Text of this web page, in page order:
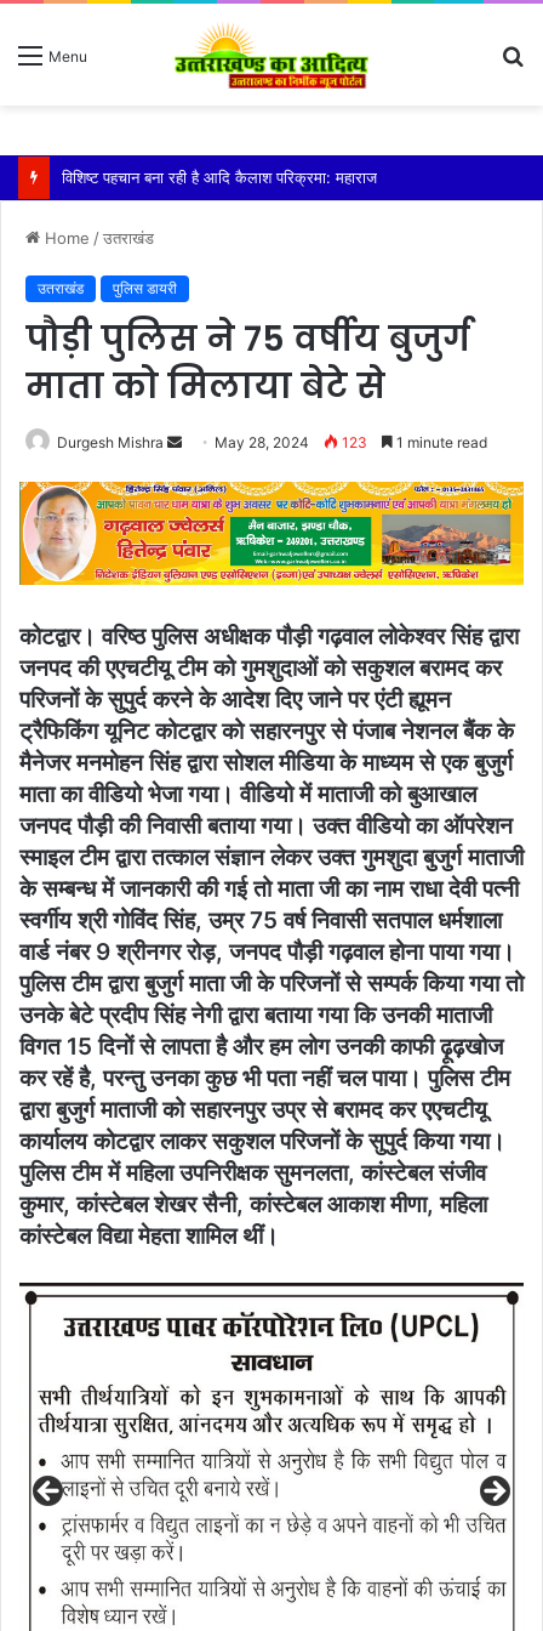
Menu
तेज बारिश से धर्मनगरी हरिद्वार हुई पानी-पानी
Home /उतराखंड
उतराखंड पुलिस डायरी
पौड़ी पुलिस ने 75 वर्षीय बुजुर्ग
माता को मिलाया बेटे से
Durgesh Mishra
Send
email
May 28, 2024 123 1 minute read
कोटद्वार। वरिष्ठ पुलिस अधीक्षक पौड़ी गढ़वाल लोकेश्वर सिंह द्वारा
जनपद की एएचटीयू टीम को गुमशुदाओं को सकुशल बरामद कर
परिजनों के सुपुर्द करने के आदेश दिए जाने पर एंटी ह्यूमन
ट्रैफिकिंग यूनिट कोटद्वार को सहारनपुर से पंजाब नेशनल बैंक के
मैनेजर मनमोहन सिंह द्वारा सोशल मीडिया के माध्यम से एक बुजुर्ग
माता का वीडियो भेजा गया। वीडियो में माताजी को बुआखाल
जनपद पौड़ी की निवासी बताया गया। उक्त वीडियो का ऑपरेशन
स्माइल टीम द्वारा तत्काल संज्ञान लेकर उक्त गुमशुदा बुजुर्ग माताजी
के सम्बन्ध में जानकारी की गई तो माता जी का नाम राधा देवी पत्नी
स्वर्गीय श्री गोविंद सिंह, उम्र 75 वर्ष निवासी सतपाल धर्मशाला
वार्ड नंबर 9 श्रीनगर रोड़, जनपद पौड़ी गढ़वाल होना पाया गया।
पुलिस टीम द्वारा बुजुर्ग माता जी के परिजनों से सम्पर्क किया गया तो
उनके बेटे प्रदीप सिंह नेगी द्वारा बताया गया कि उनकी माताजी
विगत 15 दिनों से लापता है और हम लोग उनकी काफी ढ़ूढ़खोज
कर रहें है, परन्तु उनका कुछ भी पता नहीं चल पाया। पुलिस टीम
द्वारा बुजुर्ग माताजी को सहारनपुर उप्र से बरामद कर एएचटीयू
कार्यालय कोटद्वार लाकर सकुशल परिजनों के सुपुर्द किया गया।
पुलिस टीम में महिला उपनिरीक्षक सुमनलता, कांस्टेबल संजीव
कुमार, कांस्टेबल शेखर सैनी, कांस्टेबल आकाश मीणा, महिला
कांस्टेबल विद्या मेहता शामिल थीं।